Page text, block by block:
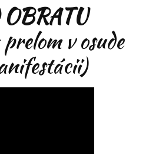
OBRATU
v osude